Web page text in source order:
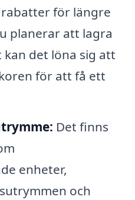
för längre
planerar att lagra
kan det löna sig att
för att få ett
Det finns
enheter,
och